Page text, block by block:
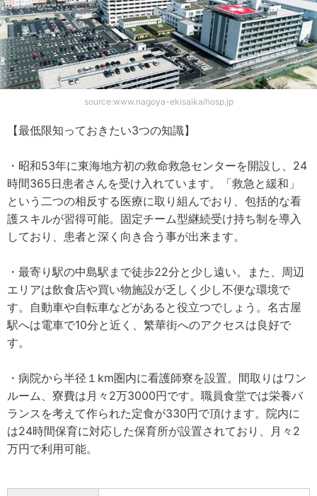
source:www.nagoya-ekisaikaihosp.jp
【最低限知っておきたい3つの知識】
・昭和53年に東海地方初の救命救急センターを開設し、24
時間365日患者さんを受け入れています。「救急と緩和」
という二つの相反する医療に取り組んでおり、包括的な看
護スキルが習得可能。固定チーム型継続受け持ち制を導入
しており、患者と深く向き合う事が出来ます。
・最寄り駅の中島駅まで徒歩22分と少し遠い。また、周辺
エリアは飲食店や買い物施設が乏しく少し不便な環境で
す。自動車や自転車などがあると役立つでしょう。名古屋
駅へは電車で10分と近く、繁華街へのアクセスは良好で
す。
・病院から半径１km圏内に看護師寮を設置。間取りはワン
ルーム、寮費は月々2万3000円です。職員食堂では栄養バ
ランスを考えて作られた定食が330円で頂けます。院内に
は24時間保育に対応した保育所が設置されており、月々2
万円で利用可能。